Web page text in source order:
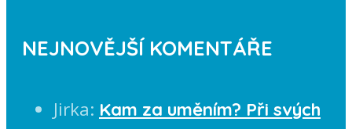
NEJNOVĚJŠÍ KOMENTÁŘE
Jirka: Kam za uměním? Při svých